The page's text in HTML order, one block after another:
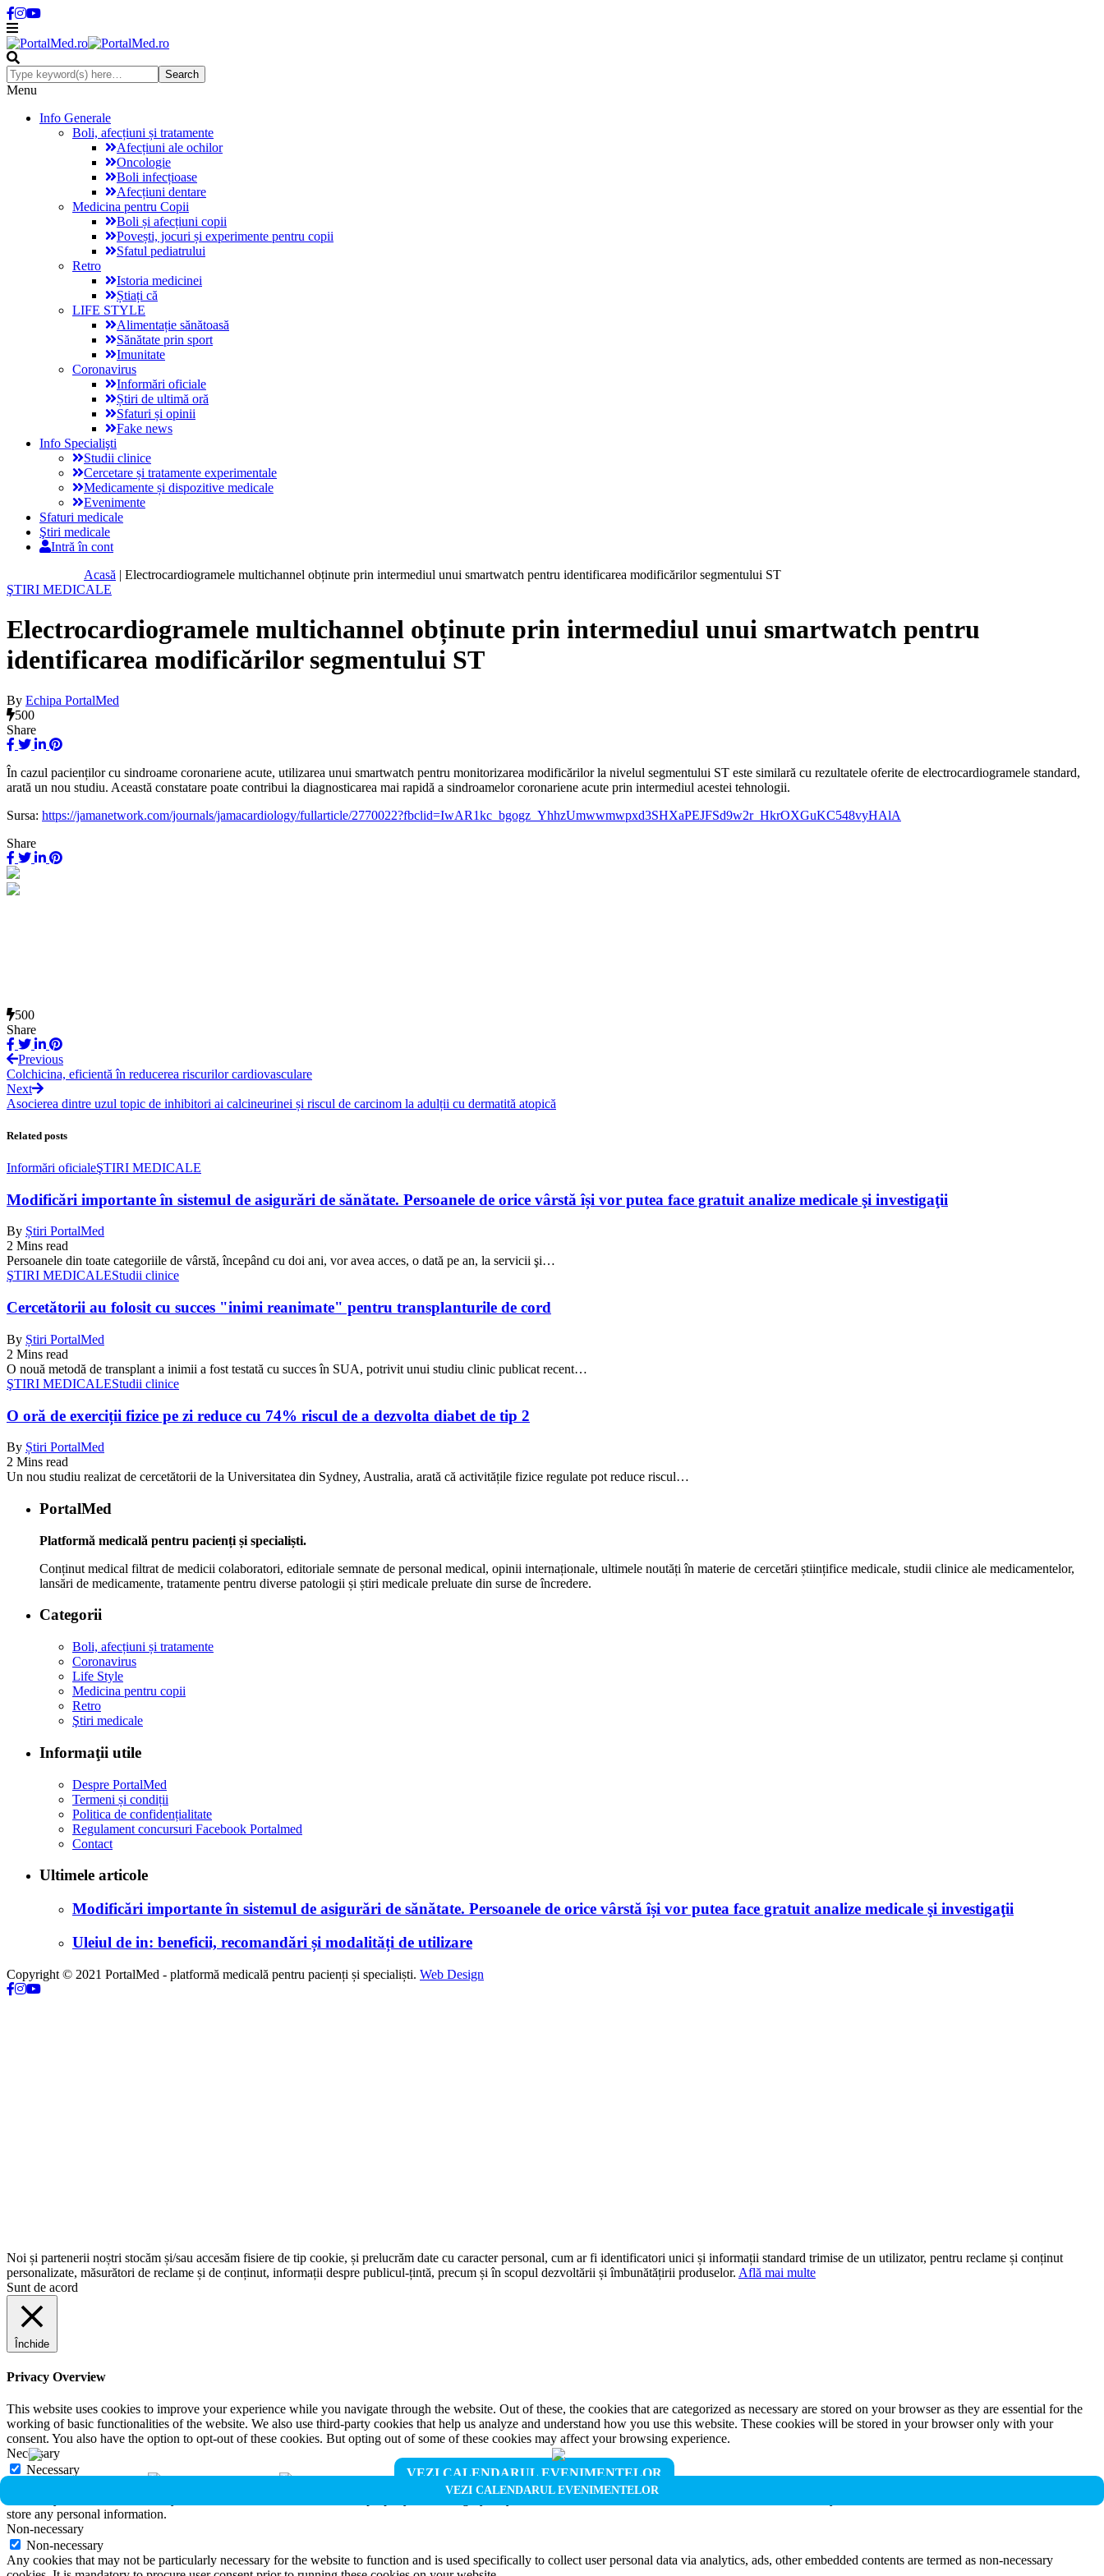
Menu
Info Generale
Boli, afecțiuni și tratamente
Afecțiuni ale ochilor
Oncologie
Boli infecțioase
Afecțiuni dentare
Medicina pentru Copii
Boli și afecțiuni copii
Povești, jocuri și experimente pentru copii
Sfatul pediatrului
Retro
Istoria medicinei
Știați că
LIFE STYLE
Alimentație sănătoasă
Sănătate prin sport
Imunitate
Coronavirus
Informări oficiale
Știri de ultimă oră
Sfaturi și opinii
Fake news
Info Specialişti
Studii clinice
Cercetare și tratamente experimentale
Medicamente și dispozitive medicale
Evenimente
Sfaturi medicale
Ştiri medicale
Intră în cont
Acasă | Electrocardiogramele multichannel obținute prin intermediul unui smartwatch pentru identificarea modificărilor segmentului ST
ŞTIRI MEDICALE
Electrocardiogramele multichannel obținute prin intermediul unui smartwatch pentru
identificarea modificărilor segmentului ST
By Echipa PortalMed
500
Share
În cazul pacienților cu sindroame coronariene acute, utilizarea unui smartwatch pentru monitorizarea modificărilor la nivelul segmentului ST este similară cu rezultatele oferite de electrocardiogramele standard,
arată un nou studiu. Această constatare poate contribui la diagnosticarea mai rapidă a sindroamelor coronariene acute prin intermediul acestei tehnologii.
Sursa: https://jamanetwork.com/journals/jamacardiology/fullarticle/2770022?fbclid=IwAR1kc_bgogz_YhhzUmwwmwpxd3SHXaPEJFSd9w2r_HkrOXGuKC548vyHAlA
Share
VEZI CALENDARUL EVENIMENTELOR
VEZI CALENDARUL EVENIMENTELOR
500
Share
Previous
Colchicina, eficientă în reducerea riscurilor cardiovasculare
Next
Asocierea dintre uzul topic de inhibitori ai calcineurinei și riscul de carcinom la adulții cu dermatită atopică
Related posts
Informări oficialeŞTIRI MEDICALE
Modificări importante în sistemul de asigurări de sănătate. Persoanele de orice vârstă își vor putea face gratuit analize medicale şi investigaţii
By Știri PortalMed
2 Mins read
Persoanele din toate categoriile de vârstă, începând cu doi ani, vor avea acces, o dată pe an, la servicii şi…
ŞTIRI MEDICALEStudii clinice
Cercetătorii au folosit cu succes "inimi reanimate" pentru transplanturile de cord
By Știri PortalMed
2 Mins read
O nouă metodă de transplant a inimii a fost testată cu succes în SUA, potrivit unui studiu clinic publicat recent…
ŞTIRI MEDICALEStudii clinice
O oră de exerciții fizice pe zi reduce cu 74% riscul de a dezvolta diabet de tip 2
By Știri PortalMed
2 Mins read
Un nou studiu realizat de cercetătorii de la Universitatea din Sydney, Australia, arată că activitățile fizice regulate pot reduce riscul…
PortalMed
Platformă medicală pentru pacienți și specialiști.
Conținut medical filtrat de medicii colaboratori, editoriale semnate de personal medical, opinii internaționale, ultimele noutăți în materie de cercetări științifice medicale, studii clinice ale medicamentelor,
lansări de medicamente, tratamente pentru diverse patologii și știri medicale preluate din surse de încredere.
Categorii
Boli, afecțiuni și tratamente
Coronavirus
Life Style
Medicina pentru copii
Retro
Ştiri medicale
Informaţii utile
Despre PortalMed
Termeni și condiții
Politica de confidențialitate
Regulament concursuri Facebook Portalmed
Contact
Ultimele articole
Modificări importante în sistemul de asigurări de sănătate. Persoanele de orice vârstă își vor putea face gratuit analize medicale şi investigaţii
Uleiul de in: beneficii, recomandări și modalități de utilizare
Copyright © 2021 PortalMed - platformă medicală pentru pacienți și specialiști. Web Design
Noi și partenerii noștri stocăm și/sau accesăm fisiere de tip cookie, și prelucrăm date cu caracter personal, cum ar fi identificatori unici și informații standard trimise de un utilizator, pentru reclame și conținut
personalizate, măsurători de reclame și de conținut, informații despre publicul-țintă, precum și în scopul dezvoltării și îmbunătățirii produselor. Află mai multe
Sunt de acord
Închide
Privacy Overview
This website uses cookies to improve your experience while you navigate through the website. Out of these, the cookies that are categorized as necessary are stored on your browser as they are essential for the
working of basic functionalities of the website. We also use third-party cookies that help us analyze and understand how you use this website. These cookies will be stored in your browser only with your
consent. You also have the option to opt-out of these cookies. But opting out of some of these cookies may affect your browsing experience.
Necessary
Necessary
store any personal information.
Non-necessary
Non-necessary
Any cookies that may not be particularly necessary for the website to function and is used specifically to collect user personal data via analytics, ads, other embedded contents are termed as non-necessary